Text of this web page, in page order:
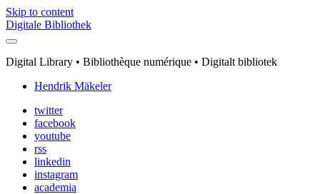
Skip to content
Digitale Bibliothek
Digital Library • Bibliothèque numérique • Digitalt bibliotek
Hendrik Mäkeler
twitter
facebook
youtube
rss
linkedin
instagram
academia